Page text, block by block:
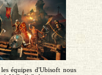
équipes d'Ubisoft nous